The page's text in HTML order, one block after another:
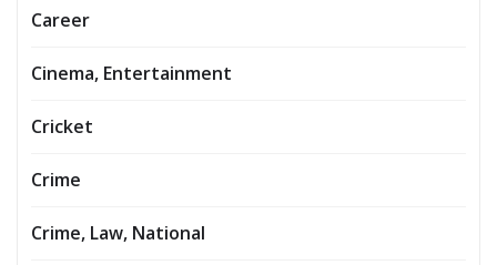
Career
Cinema, Entertainment
Cricket
Crime
Crime, Law, National